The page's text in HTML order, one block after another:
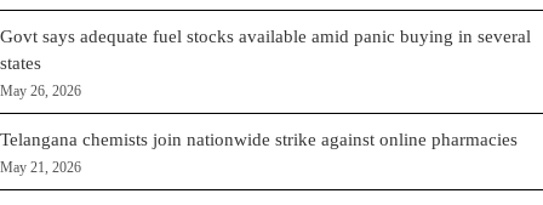
Govt says adequate fuel stocks available amid panic buying in several
states
May 26, 2026
Telangana chemists join nationwide strike against online pharmacies
May 21, 2026